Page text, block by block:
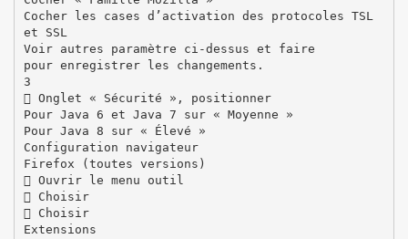
Cocher les cases d’activation des protocoles TSL
et SSL
Voir autres paramètre ci-dessus et faire
pour enregistrer les changements.
3
 Onglet « Sécurité », positionner
Pour Java 6 et Java 7 sur « Moyenne »
Pour Java 8 sur « Élevé »
Configuration navigateur
Firefox (toutes versions)
 Ouvrir le menu outil
 Choisir
 Choisir
Extensions